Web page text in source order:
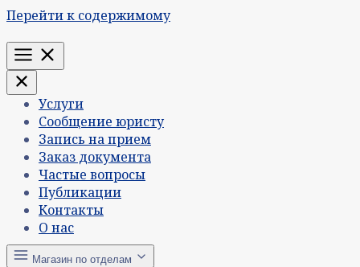
Перейти к содержимому
Меню
Услуги
Сообщение юристу
Запись на прием
Заказ документа
Частые вопросы
Публикации
Контакты
О нас
Магазин по отделам